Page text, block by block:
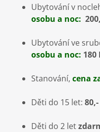
Ubytování v
osobu a noc:
Ubytování ve
osobu a noc: 180
Stanování, cena
Děti do 15 let:
Děti do 2 let